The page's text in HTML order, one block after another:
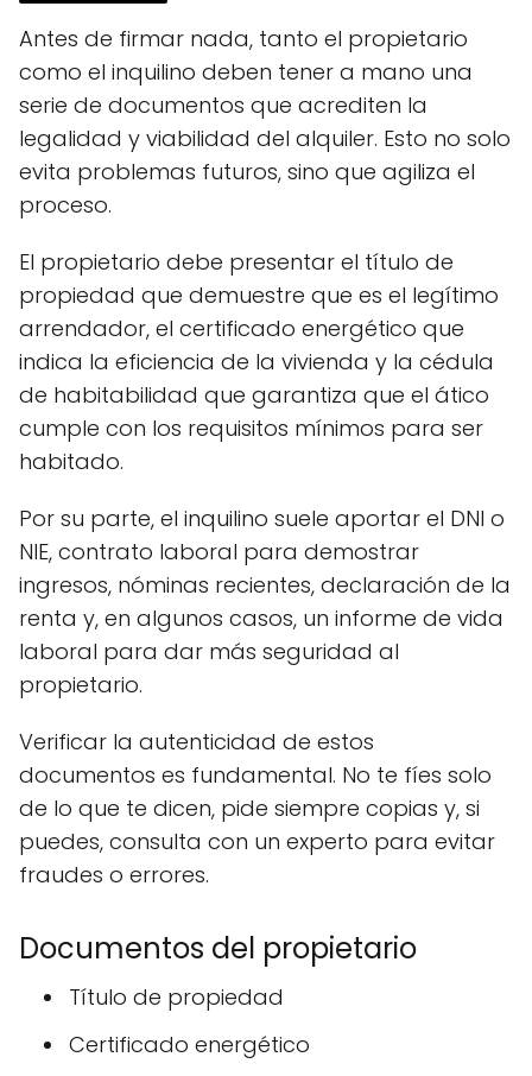
Antes de firmar nada, tanto el propietario
como el inquilino deben tener a mano una
serie de documentos que acrediten la
legalidad y viabilidad del alquiler. Esto no solo
evita problemas futuros, sino que agiliza el
proceso.
El propietario debe presentar el título de
propiedad que demuestre que es el legítimo
arrendador, el certificado energético que
indica la eficiencia de la vivienda y la cédula
de habitabilidad que garantiza que el ático
cumple con los requisitos mínimos para ser
habitado.
Por su parte, el inquilino suele aportar el DNI o
NIE, contrato laboral para demostrar
ingresos, nóminas recientes, declaración de la
renta y, en algunos casos, un informe de vida
laboral para dar más seguridad al
propietario.
Verificar la autenticidad de estos
documentos es fundamental. No te fíes solo
de lo que te dicen, pide siempre copias y, si
puedes, consulta con un experto para evitar
fraudes o errores.
Documentos del propietario
Título de propiedad
Certificado energético